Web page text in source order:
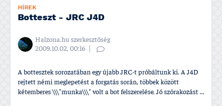
HÍREK
Botteszt - JRC J4D
Halzona.hu szerkesztőség
2009.10.02, 00:16
A bottesztek sorozatában egy újabb JRC-t próbáltunk ki. A J4D
rejtett némi meglepetést a forgatás során, többek között
kétemberes \\\"munka\\\" volt a bot felszerelése. Jó szórakozást ...